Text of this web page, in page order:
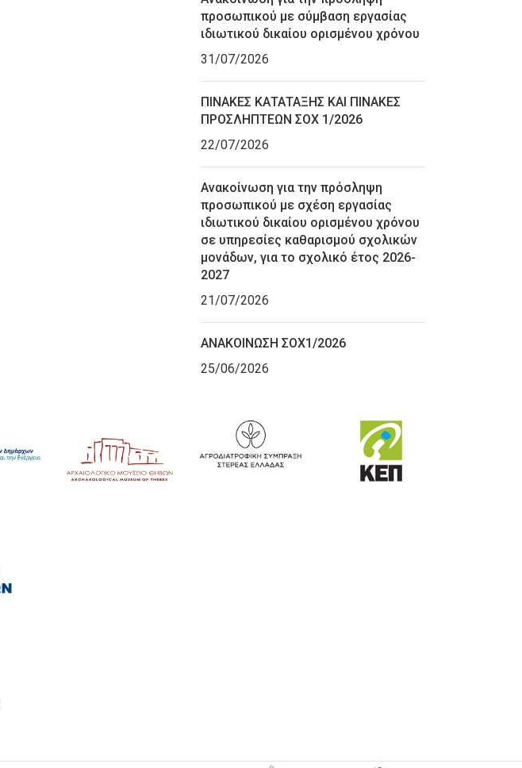
προσωπικού με σύμβαση εργασίας
ιδιωτικού δικαίου ορισμένου χρόνου
31/07/2026
ΠΙΝΑΚΕΣ ΚΑΤΑΤΑΞΗΣ ΚΑΙ ΠΙΝΑΚΕΣ
ΠΡΟΣΛΗΠΤΕΩΝ ΣΟΧ 1/2026
22/07/2026
Ανακοίνωση για την πρόσληψη
προσωπικού με σχέση εργασίας
ιδιωτικού δικαίου ορισμένου χρόνου
σε υπηρεσίες καθαρισμού σχολικών
μονάδων, για το σχολικό έτος 2026-
2027
21/07/2026
ΑΝΑΚΟΙΝΩΣΗ ΣΟΧ1/2026
25/06/2026